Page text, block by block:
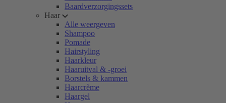
Baardverzorgingssets
Haar
Alle weergeven
Shampoo
Pomade
Hairstyling
Haarkleur
Haaruitval & -groei
Borstels & kammen
Haarcrème
Haargel